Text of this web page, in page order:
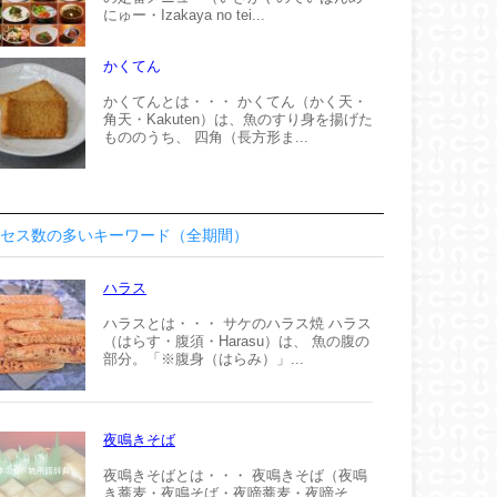
にゅー・Izakaya no tei...
かくてん
かくてんとは・・・ かくてん（かく天・
角天・Kakuten）は、魚のすり身を揚げた
もののうち、 四角（長方形ま...
ス数の多いキーワード（全期間）
ハラス
ハラスとは・・・ サケのハラス焼 ハラス
（はらす・腹須・Harasu）は、 魚の腹の
部分。「※腹身（はらみ）」...
夜鳴きそば
夜鳴きそばとは・・・ 夜鳴きそば（夜鳴
き蕎麦・夜鳴そば・夜啼蕎麦・夜啼そ